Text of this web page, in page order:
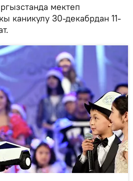
мектеп
каникулу 30-декабрдан 11-